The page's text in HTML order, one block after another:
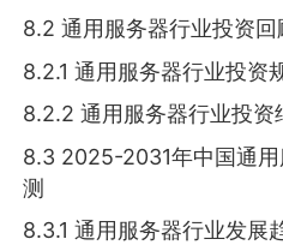
8.2 通用服务器行业投资回
8.2.1 通用服务器行业投资
8.2.2 通用服务器行业投资
8.3 2025-2031年中国通
测
8.3.1 通用服务器行业发展